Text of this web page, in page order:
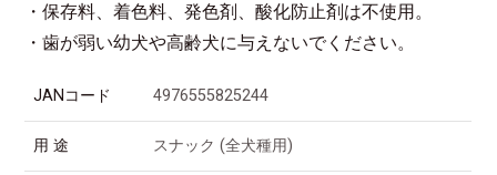
・保存料、着色料、発色剤、酸化防止剤は不使用。
・歯が弱い幼犬や高齢犬に与えないでください。
JANコード 4976555825244
用 途 スナック (全犬種用)